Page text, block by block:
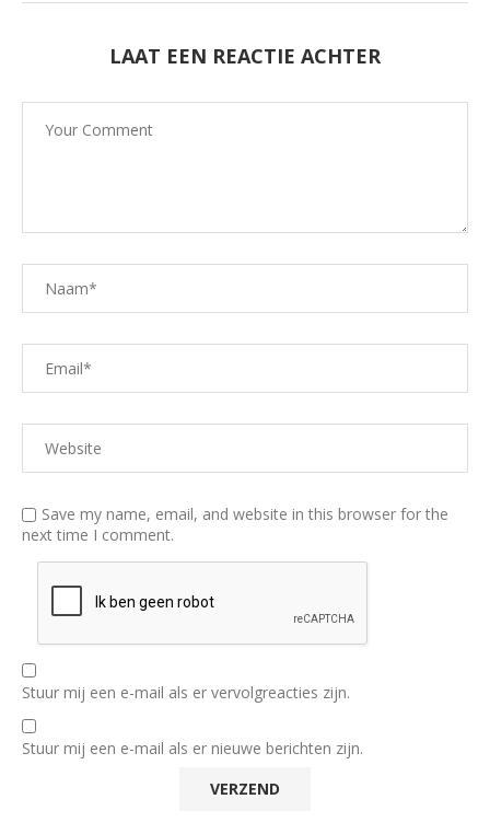
LAAT EEN REACTIE ACHTER
Save my name, email, and website in this browser for the
next time I comment.
Stuur mij een e-mail als er vervolgreacties zijn.
Stuur mij een e-mail als er nieuwe berichten zijn.